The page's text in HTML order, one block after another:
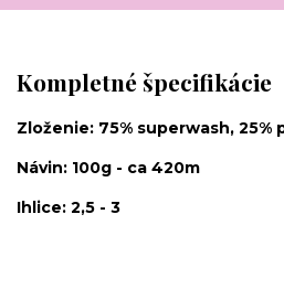
Kompletné špecifikácie
Zloženie: 75% superwash, 25%
Návin: 100g - ca 420m
Ihlice: 2,5 - 3